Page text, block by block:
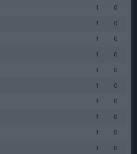
1
0
1
0
1
0
1
0
1
0
1
0
1
0
1
0
1
0
1
0